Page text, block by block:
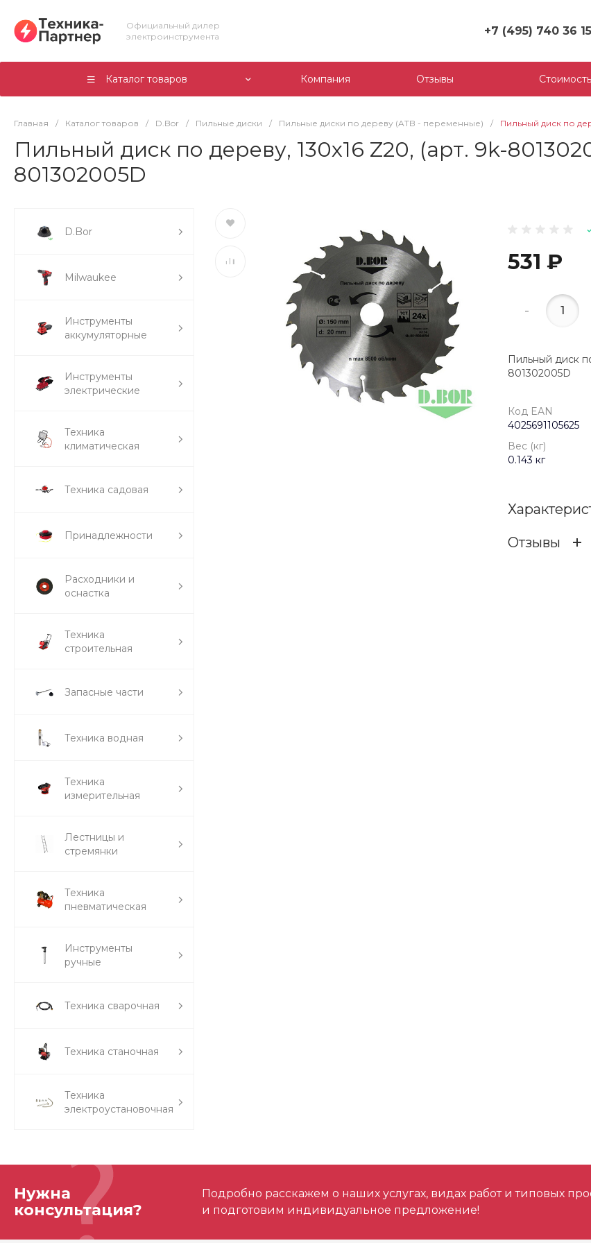
Официальный дилер
электроинструмента
+7 (495) 740 36 15
+7 (495) 740 36 15
г. Москва, Филевский
Каталог товаров Компания Отзывы
Главная / Каталог товаров / D.Bor / Пильные диски / Пильные диски по дереву (ATB - переменные) / Пильный диск по
Пильный диск по дереву, 130х16 Z20, (арт. 9k-
801302005D
D.Bor
Milwaukee
Инструменты
аккумуляторные
Инструменты
электрические
Техника
климатическая
Техника садовая
Принадлежности
Расходники и
оснастка
Техника
строительная
Запасные части
Техника водная
Техника
измерительная
Лестницы и
стремянки
Техника
пневматическая
Инструменты
ручные
Техника сварочная
Техника станочная
Техника
электроустановочная
531 ₽
-
Пильный диск
801302005D
Код EAN
4025691105625
Вес (кг)
0.143 кг
Отзывы
Нужна
консультация?
Подробно расскажем о наших услугах, видах работ и типовых
и подготовим индивидуальное предложение!